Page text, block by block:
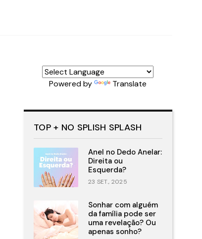
Powered by Translate
TOP + NO SPLISH SPLASH
Anel no Dedo Anelar:
Direita ou
Esquerda?
23 SET., 2025
Sonhar com alguém
da família pode ser
uma revelação? Ou
apenas sonho?